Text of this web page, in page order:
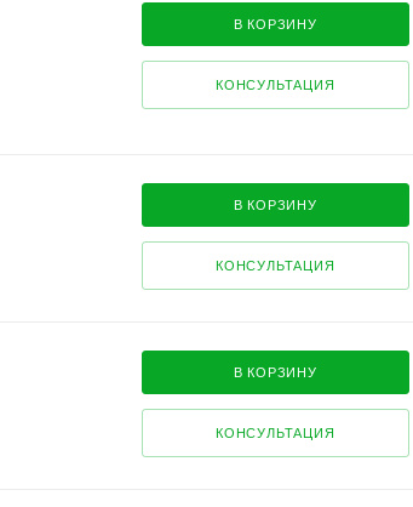
В КОРЗИНУ
КОНСУЛЬТАЦИЯ
В КОРЗИНУ
КОНСУЛЬТАЦИЯ
В КОРЗИНУ
КОНСУЛЬТАЦИЯ